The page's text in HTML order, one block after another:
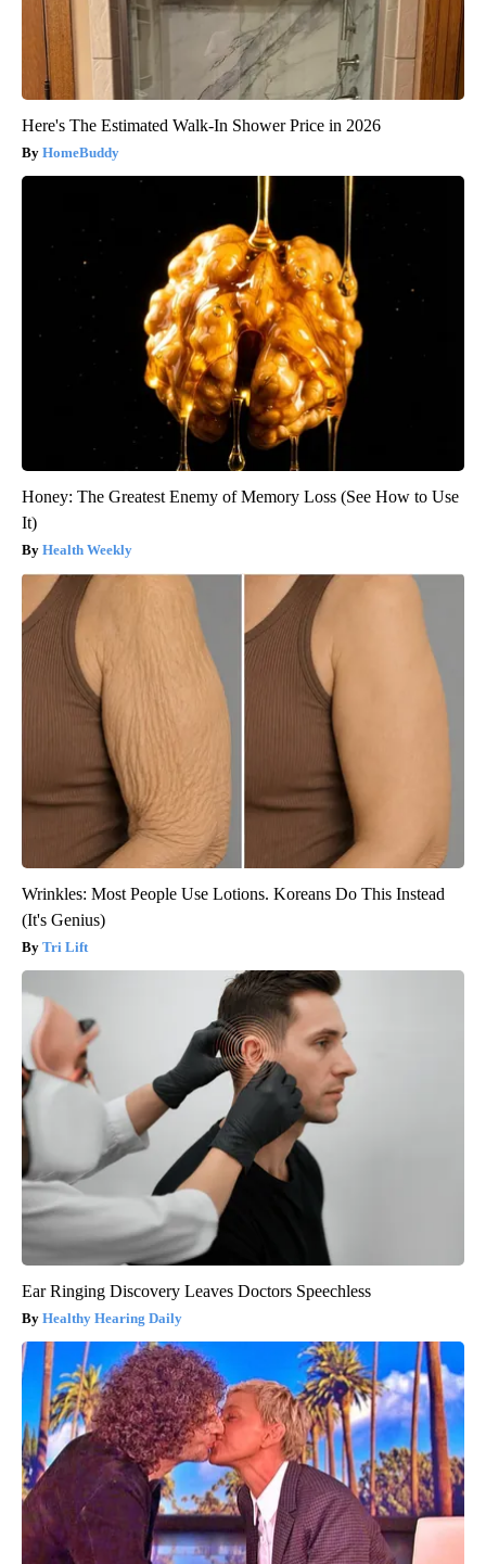
Here's The Estimated Walk-In Shower Price in 2026
HomeBuddy
Honey: The Greatest Enemy of Memory Loss (See How to Use
It)
Health Weekly
Wrinkles: Most People Use Lotions. Koreans Do This Instead
(It's Genius)
Tri Lift
Ear Ringing Discovery Leaves Doctors Speechless
Healthy Hearing Daily